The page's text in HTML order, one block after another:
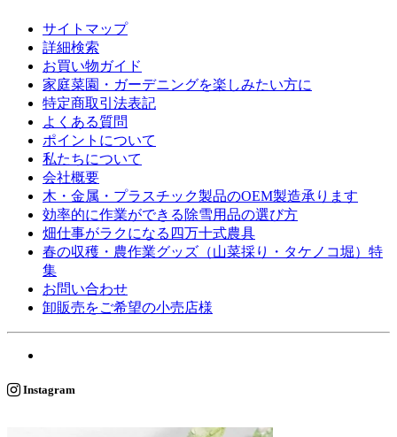
サイトマップ
詳細検索
お買い物ガイド
家庭菜園・ガーデニングを楽しみたい方に
特定商取引法表記
よくある質問
ポイントについて
私たちについて
会社概要
木・金属・プラスチック製品のOEM製造承ります
効率的に作業ができる除雪用品の選び方
畑仕事がラクになる四万十式農具
春の収穫・農作業グッズ（山菜採り・タケノコ堀）特
集
お問い合わせ
卸販売をご希望の小売店様
Instagram